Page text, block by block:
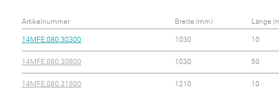
Artikelnummer Breite (mm) Länge
14MFE.080.30300 1030 10
14MFE.080.30800 1030 50
14MFE.080.31800 1210 10